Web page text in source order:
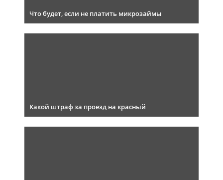
Что будет, если не платить микрозаймы
Какой штраф за проезд на красный